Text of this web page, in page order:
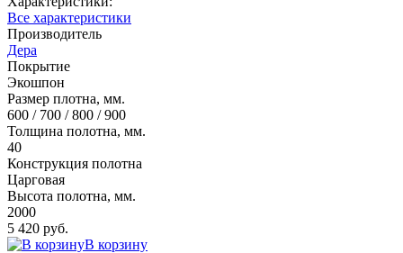
Все характеристики
Производитель
Дера
Покрытие
Экошпон
Размер плотна, мм.
600 / 700 / 800 / 900
Толщина полотна, мм.
40
Конструкция полотна
Царговая
Высота полотна, мм.
2000
5 420 руб.
В корзину